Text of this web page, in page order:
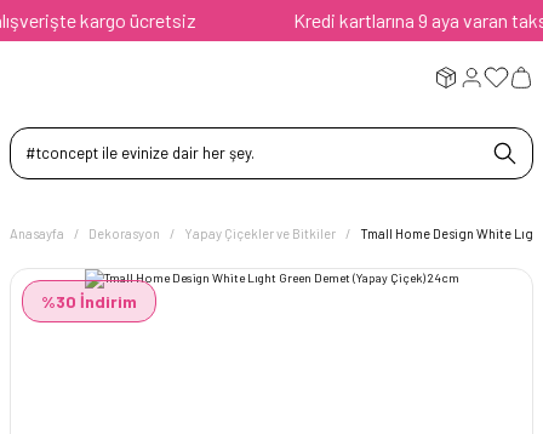
kargo ücretsiz Kredi kartlarına 9 aya varan taksit
Anasayfa Dekorasyon Yapay Çiçekler ve Bitkiler Tmall Home Design White
%30 İndirim